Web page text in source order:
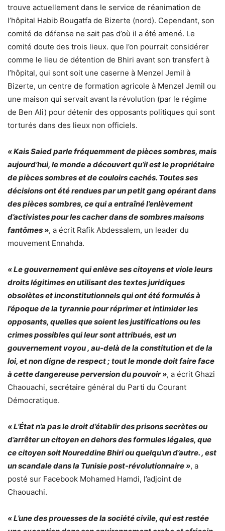
trouve actuellement dans le service de réanimation de
l’hôpital Habib Bougatfa de Bizerte (nord). Cependant, son
comité de défense ne sait pas d’où il a été amené. Le
comité doute des trois lieux. que l’on pourrait considérer
comme le lieu de détention de Bhiri avant son transfert à
l’hôpital, qui sont soit une caserne à Menzel Jemil à
Bizerte, un centre de formation agricole à Menzel Jemil ou
une maison qui servait avant la révolution (par le régime
de Ben Ali) pour détenir des opposants politiques qui sont
torturés dans des lieux non officiels.
« Kais Saied parle fréquemment de pièces sombres, mais
aujourd’hui, le monde a découvert qu’il est le propriétaire
de pièces sombres et de couloirs cachés. Toutes ses
décisions ont été rendues par un petit gang opérant dans
des pièces sombres, ce qui a entraîné l’enlèvement
d’activistes pour les cacher dans de sombres maisons
fantômes », a écrit Rafik Abdessalem, un leader du
mouvement Ennahda.
« Le gouvernement qui enlève ses citoyens et viole leurs
droits légitimes en utilisant des textes juridiques
obsolètes et inconstitutionnels qui ont été formulés à
l’époque de la tyrannie pour réprimer et intimider les
opposants, quelles que soient les justifications ou les
crimes possibles qui leur sont attribués, est un
gouvernement voyou , au-delà de la constitution et de la
loi, et non digne de respect ; tout le monde doit faire face
à cette dangereuse perversion du pouvoir », a écrit Ghazi
Chaouachi, secrétaire général du Parti du Courant
Démocratique.
« L’État n’a pas le droit d’établir des prisons secrètes ou
d’arrêter un citoyen en dehors des formules légales, que
ce citoyen soit Noureddine Bhiri ou quelqu’un d’autre. , est
un scandale dans la Tunisie post-révolutionnaire », a
posté sur Facebook Mohamed Hamdi, l’adjoint de
Chaouachi.
« L’une des prouesses de la société civile, qui est restée